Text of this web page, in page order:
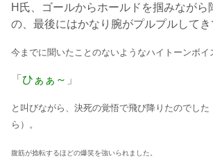
H氏、ゴールからホールドを掴みながら
の、最後にはかなり腕がプルプルして
今までに聞いたことのないようなハイトーンボイ
「 ひぁぁ～ 」
と叫びながら、決死の覚悟で飛び降りたのでし
ら）。
腹筋が捻転するほどの爆笑を強いられました。